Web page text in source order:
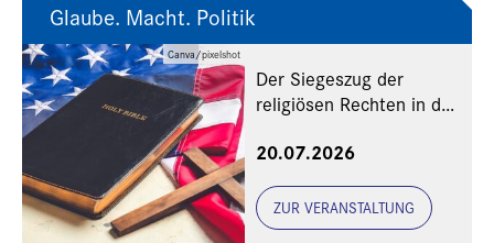
Canva/pixelshot
Glaube. Macht. Politik
Der Siegeszug der
religiösen Rechten in den
20.07.2026
ZUR VERANSTALTUNG